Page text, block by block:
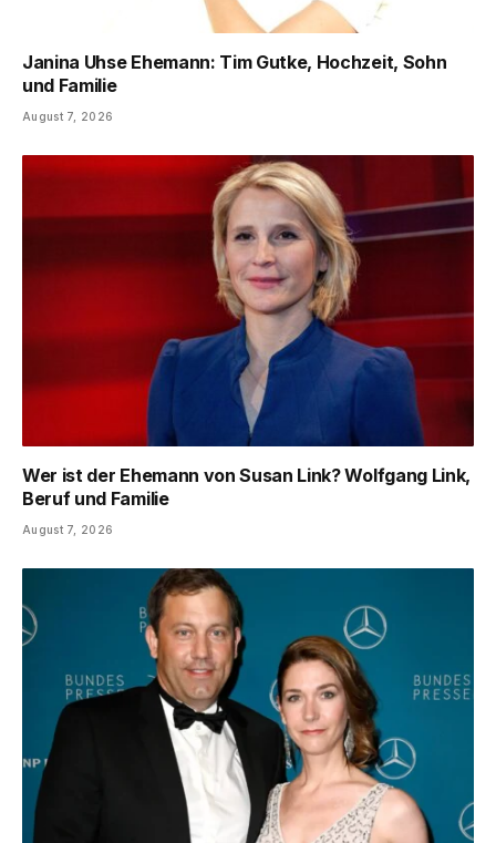
Janina Uhse Ehemann: Tim Gutke, Hochzeit, Sohn
und Familie
August 7, 2026
Wer ist der Ehemann von Susan Link? Wolfgang Link,
Beruf und Familie
August 7, 2026